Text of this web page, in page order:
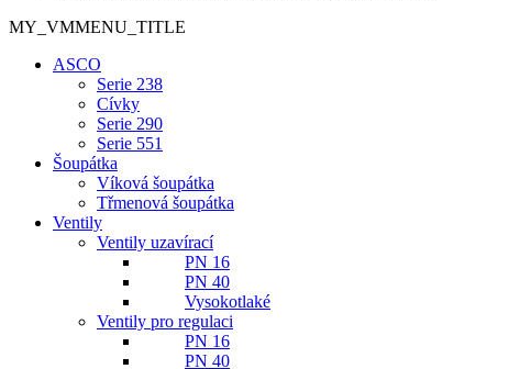
MY_VMMENU_TITLE
ASCO
Serie 238
Cívky
Serie 290
Serie 551
Šoupátka
Víková šoupátka
Třmenová šoupátka
Ventily
Ventily uzavírací
PN 16
PN 40
Vysokotlaké
Ventily pro regulaci
PN 16
PN 40